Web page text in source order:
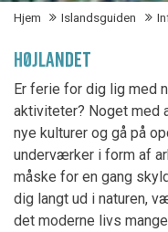
Hjem Islandsguiden
HØJLANDET
Er ferie for dig lig med
aktiviteter? Noget med
nye kulturer og gå på
underværker i form af
måske for en gang
dig langt ud i naturen,
det moderne livs